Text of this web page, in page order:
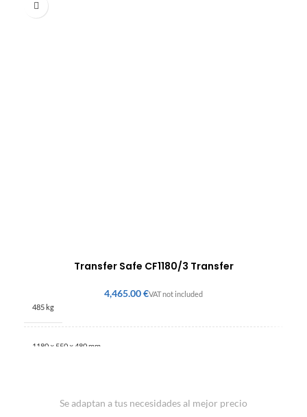
Transfer Safe CF1180/3 Transfer
€
485 kg
1180 × 550 × 480 mm
Se adaptan a tus necesidades al mejor precio